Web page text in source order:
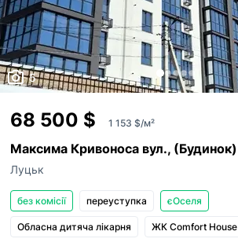
5
68 500 $ 1 153 $/м²
Максима Кривоноса вул., (Будинок)
Луцьк
без комісії переуступка єОселя
Обласна дитяча лікарня ЖК Comfort House